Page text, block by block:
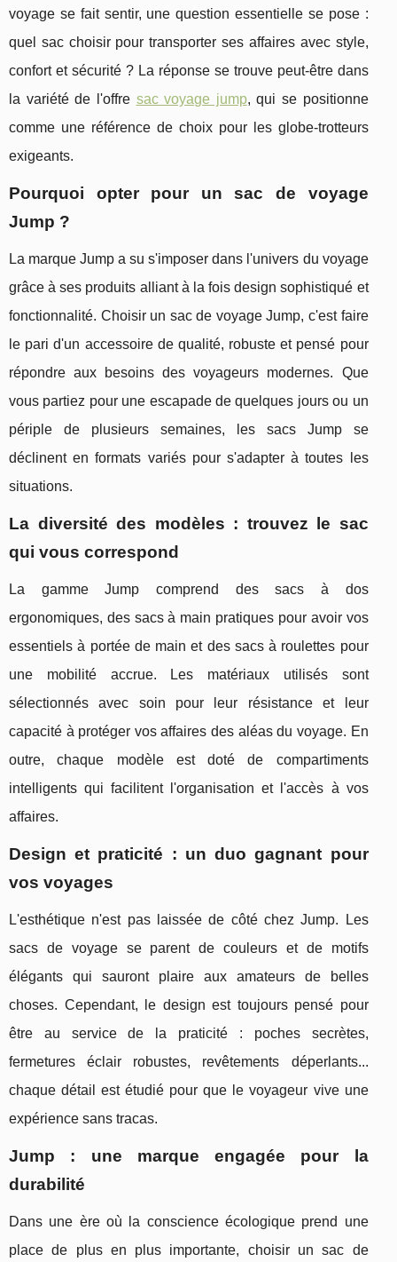
voyage se fait sentir, une question essentielle se pose :
quel sac choisir pour transporter ses affaires avec style,
confort et sécurité ? La réponse se trouve peut-être dans
la variété de l'offre sac voyage jump, qui se positionne
comme une référence de choix pour les globe-trotteurs
exigeants.
Pourquoi opter pour un sac de voyage
Jump ?
La marque Jump a su s'imposer dans l'univers du voyage
grâce à ses produits alliant à la fois design sophistiqué et
fonctionnalité. Choisir un sac de voyage Jump, c'est faire
le pari d'un accessoire de qualité, robuste et pensé pour
répondre aux besoins des voyageurs modernes. Que
vous partiez pour une escapade de quelques jours ou un
périple de plusieurs semaines, les sacs Jump se
déclinent en formats variés pour s'adapter à toutes les
situations.
La diversité des modèles : trouvez le sac
qui vous correspond
La gamme Jump comprend des sacs à dos
ergonomiques, des sacs à main pratiques pour avoir vos
essentiels à portée de main et des sacs à roulettes pour
une mobilité accrue. Les matériaux utilisés sont
sélectionnés avec soin pour leur résistance et leur
capacité à protéger vos affaires des aléas du voyage. En
outre, chaque modèle est doté de compartiments
intelligents qui facilitent l'organisation et l'accès à vos
affaires.
Design et praticité : un duo gagnant pour
vos voyages
L'esthétique n'est pas laissée de côté chez Jump. Les
sacs de voyage se parent de couleurs et de motifs
élégants qui sauront plaire aux amateurs de belles
choses. Cependant, le design est toujours pensé pour
être au service de la praticité : poches secrètes,
fermetures éclair robustes, revêtements déperlants...
chaque détail est étudié pour que le voyageur vive une
expérience sans tracas.
Jump : une marque engagée pour la
durabilité
Dans une ère où la conscience écologique prend une
place de plus en plus importante, choisir un sac de